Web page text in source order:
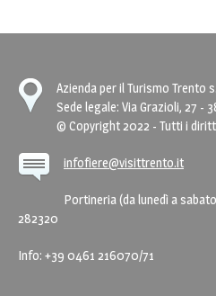
Azienda per il Turismo Trento
Sede legale: Via Grazioli, 27 -
© Copyright 2022 - Tutti i
infofiere@visittrento.it
Portineria (da lunedì a
282320
Info: +39 0461 216070/71